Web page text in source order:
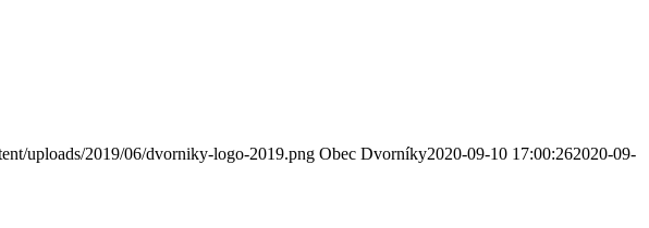
uploads/2019/06/dvorniky-logo-2019.png Obec Dvorníky2020-09-10 17:00:262020-09-